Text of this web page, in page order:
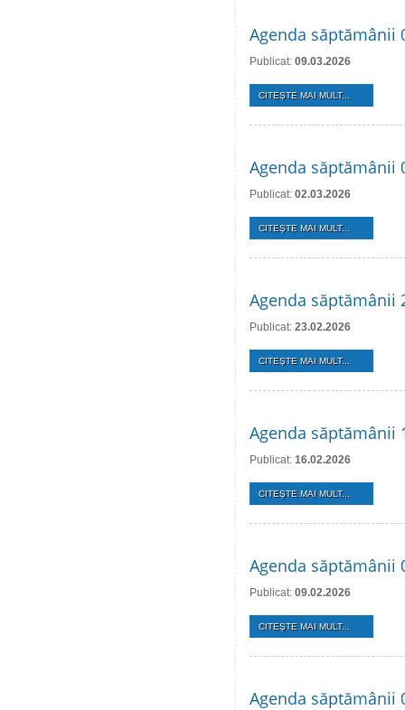
Agenda săptămânii
Publicat: 09.03.2026
CITEŞTE MAI MULT...
Agenda săptămânii
Publicat: 02.03.2026
CITEŞTE MAI MULT...
Agenda săptămânii
Publicat: 23.02.2026
CITEŞTE MAI MULT...
Agenda săptămânii
Publicat: 16.02.2026
CITEŞTE MAI MULT...
Agenda săptămânii
Publicat: 09.02.2026
CITEŞTE MAI MULT...
Agenda săptămânii